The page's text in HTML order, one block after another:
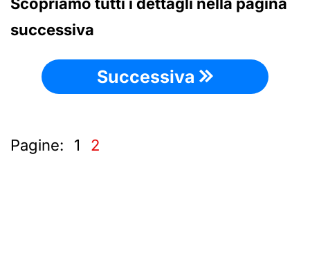
Scopriamo tutti i dettagli nella pagina
successiva
Successiva
Pagine: 1 2